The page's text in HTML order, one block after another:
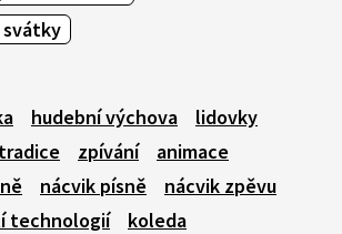
svátky
hudební výchova
lidovky
zpívání
animace
nácvik písně
nácvik zpěvu
technologií
koleda